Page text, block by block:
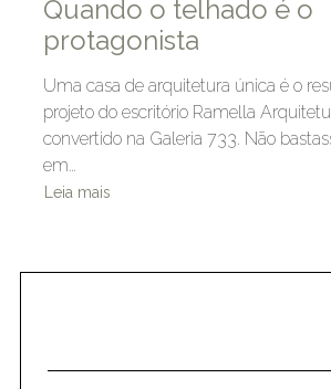
Quando o telhado é o
protagonista
Uma casa de arquitetura única é o
projeto do escritório Ramella
convertido na Galeria 733. Não
em…
Leia mais